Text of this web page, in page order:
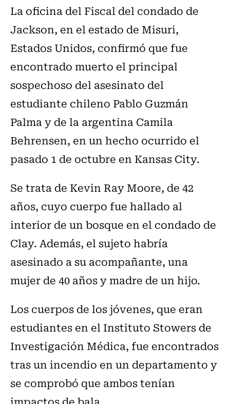
La oficina del Fiscal del condado de
Jackson, en el estado de Misuri,
Estados Unidos, confirmó que fue
encontrado muerto el principal
sospechoso del asesinato del
estudiante chileno Pablo Guzmán
Palma y de la argentina Camila
Behrensen, en un hecho ocurrido el
pasado 1 de octubre en Kansas City.
Se trata de Kevin Ray Moore, de 42
años, cuyo cuerpo fue hallado al
interior de un bosque en el condado de
Clay. Además, el sujeto habría
asesinado a su acompañante, una
mujer de 40 años y madre de un hijo.
Los cuerpos de los jóvenes, que eran
estudiantes en el Instituto Stowers de
Investigación Médica, fue encontrados
tras un incendio en un departamento y
se comprobó que ambos tenían